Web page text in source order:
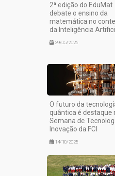
2ª edição do EduMat
debate o ensino da
matemática no
da Inteligência
29/05/2026
O futuro da
quântica é destaque
Semana de
Inovação da FCI
14/10/2025